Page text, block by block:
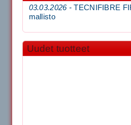
03.03.2026 -TECNIFIBRE
mallisto
Uudet tuotteet